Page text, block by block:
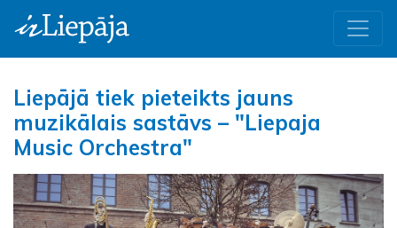
Liepājā tiek pieteikts jauns
muzikālais sastāvs – "Liepaja
Music Orchestra"